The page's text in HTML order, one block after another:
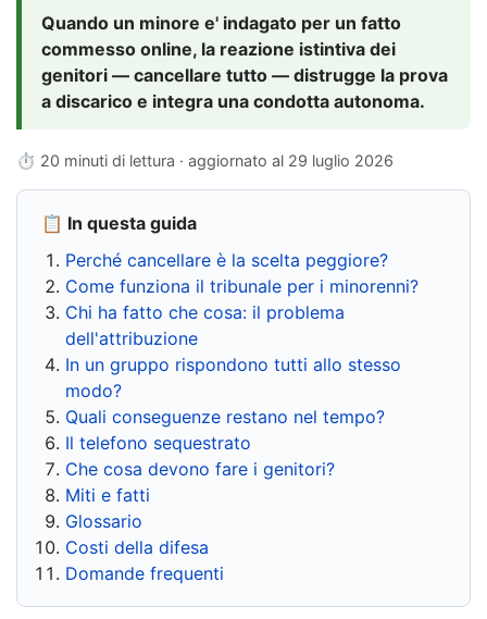
Quando un minore e' indagato per un fatto
commesso online, la reazione istintiva dei
genitori — cancellare tutto — distrugge la prova
a discarico e integra una condotta autonoma.
⏱ 20 minuti di lettura · aggiornato al 29 luglio 2026
📋 In questa guida
Perché cancellare è la scelta peggiore?
Come funziona il tribunale per i minorenni?
Chi ha fatto che cosa: il problema
dell'attribuzione
In un gruppo rispondono tutti allo stesso
modo?
Quali conseguenze restano nel tempo?
Il telefono sequestrato
Che cosa devono fare i genitori?
Miti e fatti
Glossario
Costi della difesa
Domande frequenti